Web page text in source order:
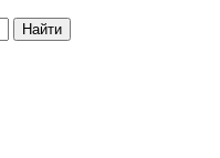
Найти